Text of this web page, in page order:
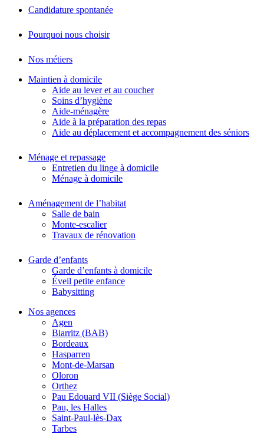
Candidature spontanée
Pourquoi nous choisir
Nos métiers
Maintien à domicile
Aide au lever et au coucher
Soins d’hygiène
Aide-ménagère
Aide à la préparation des repas
Aide au déplacement et accompagnement des séniors
Ménage et repassage
Entretien du linge à domicile
Ménage à domicile
Aménagement de l’habitat
Salle de bain
Monte-escalier
Travaux de rénovation
Garde d’enfants
Garde d’enfants à domicile
Éveil petite enfance
Babysitting
Nos agences
Agen
Biarritz (BAB)
Bordeaux
Hasparren
Mont-de-Marsan
Oloron
Orthez
Pau Edouard VII (Siège Social)
Pau, les Halles
Saint-Paul-lès-Dax
Tarbes